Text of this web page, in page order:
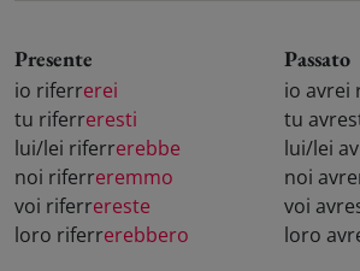
Presente
io riferrerei
tu riferreresti
lui/lei riferrerebbe
noi riferreremmo
voi riferrereste
loro riferrerebbero
Passato
io avrei
tu
lui/lei
noi
voi
loro